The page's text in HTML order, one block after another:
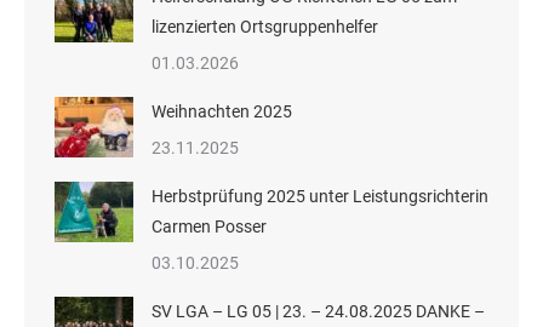
lizenzierten Ortsgruppenhelfer
01.03.2026
Weihnachten 2025
23.11.2025
Herbstprüfung 2025 unter Leistungsrichterin
Carmen Posser
03.10.2025
SV LGA – LG 05 | 23. – 24.08.2025 DANKE –